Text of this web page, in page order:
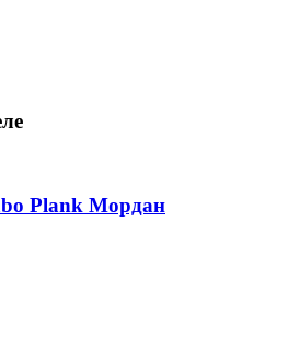
Plank Мордан